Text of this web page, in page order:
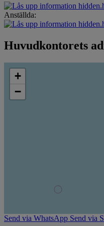
Anställda:
Huvudkontorets
+
−
Send via WhatsApp Send via